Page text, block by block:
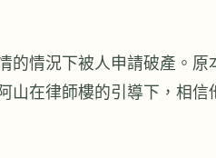
的情況下被人申請破產。原
山在律師樓的引導下，相信